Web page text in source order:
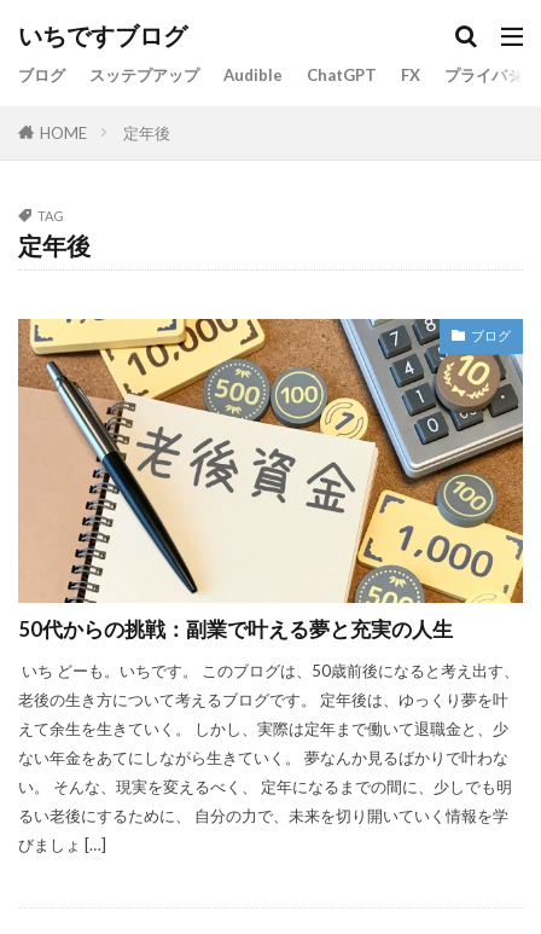
いちですブログ
ブログ スッテプアップ Audible ChatGPT FX プライバシ
HOME 定年後
TAG
定年後
ブログ
50代からの挑戦：副業で叶える夢と充実の人生
いち どーも。いちです。 このブログは、50歳前後になると考え出す、
老後の生き方について考えるブログです。 定年後は、ゆっくり夢を叶
えて余生を生きていく。 しかし、実際は定年まで働いて退職金と、少
ない年金をあてにしながら生きていく。 夢なんか見るばかりで叶わな
い。 そんな、現実を変えるべく、 定年になるまでの間に、少しでも明
るい老後にするために、 自分の力で、未来を切り開いていく情報を学
びましょ […]